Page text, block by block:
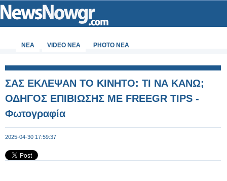
ΝΕΑ VIDEO NEA PHOTO NEA
ΣΑΣ ΕΚΛΕΨΑΝ ΤΟ ΚΙΝΗΤΟ: ΤΙ ΝΑ ΚΑΝΩ;
ΟΔΗΓΟΣ ΕΠΙΒΙΩΣΗΣ ΜΕ FREEGR TIPS -
Φωτογραφία
2025-04-30 17:59:37